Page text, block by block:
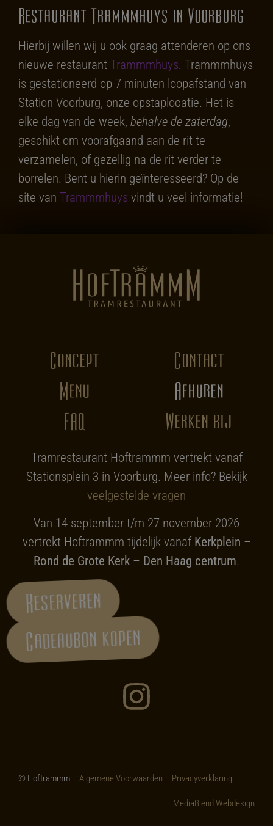
Restaurant Trammmhuys in Voorburg
Hierbij willen wij u ook graag attenderen op ons
nieuwe restaurant Trammmhuys. Trammmhuys
is gestationeerd op 7 minuten loopafstand van
Station Voorburg, onze opstaplocatie. Het is
elke dag van de week, behalve de zaterdag,
geschikt om voorafgaand aan de rit te
verzamelen, of gezellig na de rit verder te
borrelen. Bent u hierin geïnteresseerd? Op de
site van Trammmhuys vindt u veel informatie!
Concept
Menu
FAQ
Contact
Afhuren
Werken bij
Tramrestaurant Hoftrammm vertrekt vanaf
Stationsplein 3 in Voorburg. Meer info? Bekijk
veelgestelde vragen
Van 14 september t/m 27 november 2026
vertrekt Hoftrammm tijdelijk vanaf Kerkplein –
Rond de Grote Kerk – Den Haag centrum.
Reserveren
Cadeaubon kopen
© Hoftrammm – Algemene Voorwaarden – Privacyverklaring
MediaBlend Webdesign